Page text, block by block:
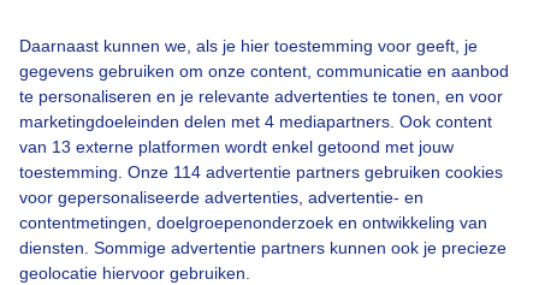
Daarnaast kunnen we, als je hier toestemming voor geeft, je
gegevens gebruiken om onze content, communicatie en aanbod
te personaliseren en je relevante advertenties te tonen, en voor
marketingdoeleinden delen met 4 mediapartners. Ook content
van 13 externe platformen wordt enkel getoond met jouw
toestemming. Onze 114 advertentie partners gebruiken cookies
voor gepersonaliseerde advertenties, advertentie- en
contentmetingen, doelgroepenonderzoek en ontwikkeling van
diensten. Sommige advertentie partners kunnen ook je precieze
geolocatie hiervoor gebruiken.
Een moment geduld aub...
Over Buienradar